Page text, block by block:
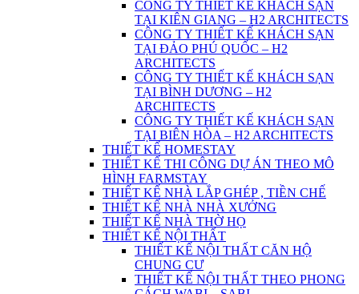
CÔNG TY THIẾT KẾ KHÁCH SẠN
TẠI KIÊN GIANG – H2 ARCHITECTS
CÔNG TY THIẾT KẾ KHÁCH SẠN
TẠI ĐẢO PHÚ QUỐC – H2
ARCHITECTS
CÔNG TY THIẾT KẾ KHÁCH SẠN
TẠI BÌNH DƯƠNG – H2
ARCHITECTS
CÔNG TY THIẾT KẾ KHÁCH SẠN
TẠI BIÊN HÒA – H2 ARCHITECTS
THIẾT KẾ HOMESTAY
THIẾT KẾ THI CÔNG DỰ ÁN THEO MÔ
HÌNH FARMSTAY
THIẾT KẾ NHÀ LẮP GHÉP , TIỀN CHẾ
THIẾT KẾ NHÀ NHÀ XƯỞNG
THIẾT KẾ NHÀ THỜ HỌ
THIẾT KẾ NỘI THẤT
THIẾT KẾ NỘI THẤT CĂN HỘ
CHUNG CƯ
THIẾT KẾ NỘI THẤT THEO PHONG